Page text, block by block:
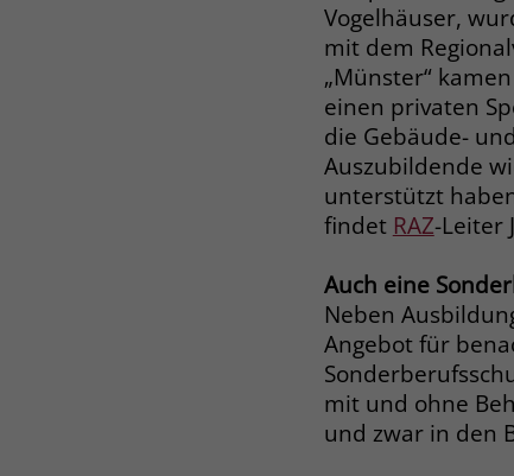
Vogelhäuser,
mit dem
„Münster“
einen privaten
die Gebäude-
Auszubildende
unterstützt
findet RAZ-Leiter
Auch eine
Neben
Angebot für
mit und ohne
und zwar in den